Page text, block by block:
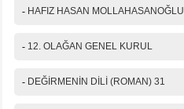
Mesajınız(*)
- HAFIZ HASAN MOLLAHASANOĞLU
- 12. OLAĞAN GENEL KURUL
- DEĞİRMENİN DİLİ (ROMAN) 31